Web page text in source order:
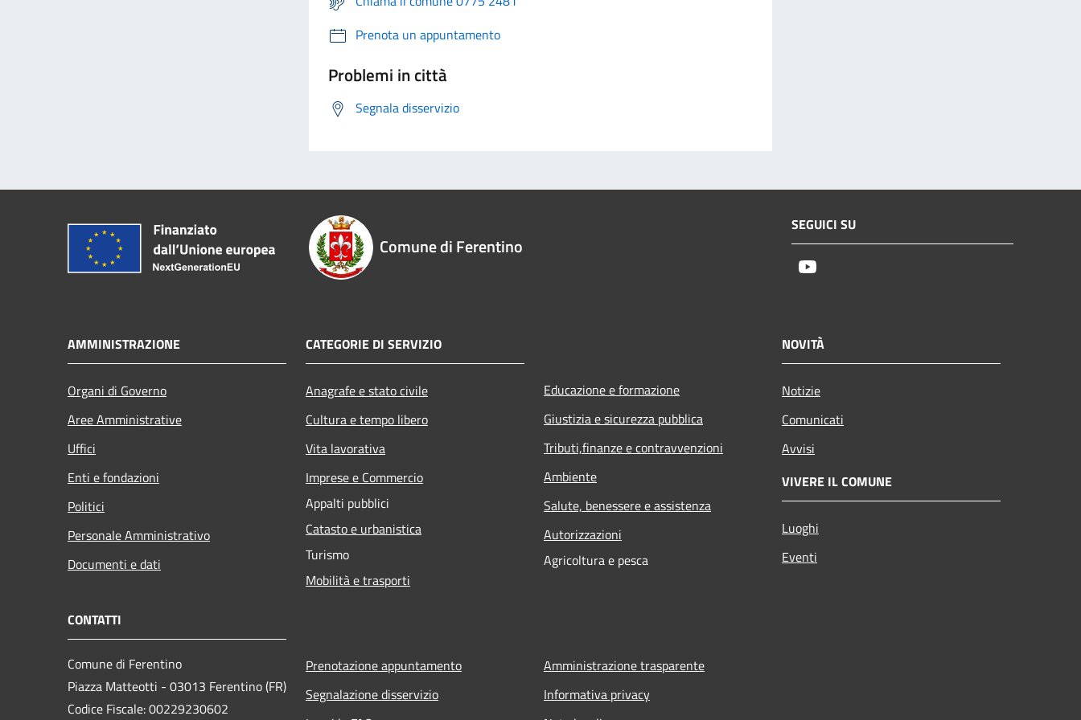
Prenota un appuntamento
Problemi in città
Segnala disservizio
Comune di Ferentino
SEGUICI SU
AMMINISTRAZIONE
Organi di Governo
Aree Amministrative
Uffici
Enti e fondazioni
Politici
Personale Amministrativo
Documenti e dati
CATEGORIE DI SERVIZIO
Anagrafe e stato civile
Cultura e tempo libero
Vita lavorativa
Imprese e Commercio
Appalti pubblici
Catasto e urbanistica
Turismo
Mobilità e trasporti
Educazione e formazione
Giustizia e sicurezza pubblica
Tributi,finanze e contravvenzioni
Ambiente
Salute, benessere e assistenza
Autorizzazioni
Agricoltura e pesca
NOVITÀ
Notizie
Comunicati
Avvisi
VIVERE IL COMUNE
Luoghi
Eventi
CONTATTI
Comune di Ferentino
Piazza Matteotti - 03013 Ferentino (FR)
Codice Fiscale: 00229230602
Prenotazione appuntamento
Segnalazione disservizio
Amministrazione trasparente
Informativa privacy